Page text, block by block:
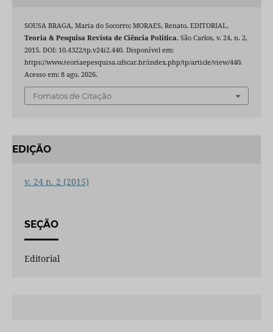
SOUSA BRAGA, Maria do Socorro; MORAES, Renato. EDITORIAL.
Teoria & Pesquisa Revista de Ciência Política, São Carlos, v. 24, n. 2,
2015. DOI: 10.4322/tp.v24i2.440. Disponível em:
https://www.teoriaepesquisa.ufscar.br/index.php/tp/article/view/440.
Acesso em: 8 ago. 2026.
Fomatos de Citação
EDIÇÃO
v. 24 n. 2 (2015)
SEÇÃO
Editorial